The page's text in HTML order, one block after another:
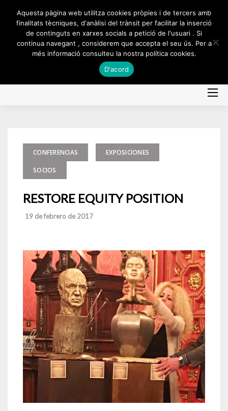
CONFERENCIAS EXPOSICIONES
SOCIOS
RESTORE EQUITY POSITION
19 de febrero de 2017
Aquesta pàgina web utilitza cookies pròpies i de tercers amb
finalitats tècniques, d'anàlisi del trànsit per facilitar la inserció
de continguts en xarxes socials a petició de l'usuari . Si
continua navegant , considerem que accepta el seu ús. Per a
més informació consulteu la nostra política cookies.
D'acord